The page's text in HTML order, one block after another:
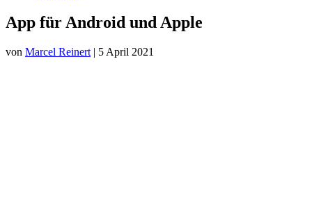
App für Android und Apple
von Marcel Reinert | 5 April 2021